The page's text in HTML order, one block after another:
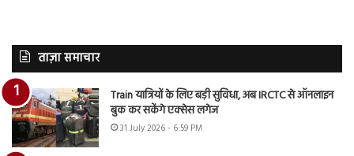
ताज़ा समाचार
Train यात्रियों के लिए बड़ी सुविधा, अब IRCTC से ऑनलाइन
बुक कर सकेंगे एक्सेस लगेज
31 July 2026 - 6:59 PM